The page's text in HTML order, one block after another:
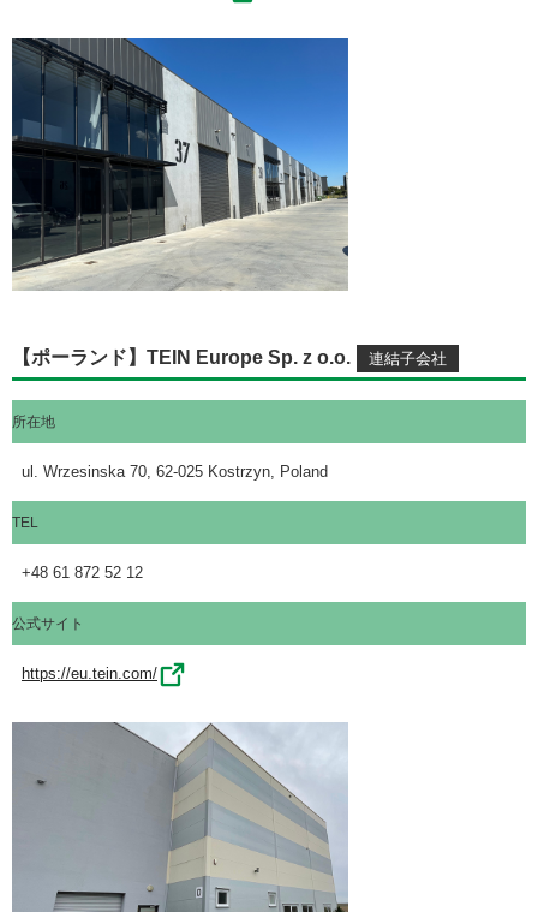
【ポーランド】TEIN Europe Sp. z o.o.
所在地
ul. Wrzesinska 70, 62-025 Kostrzyn, Poland
TEL
+48 61 872 52 12
公式サイト
https://eu.tein.com/